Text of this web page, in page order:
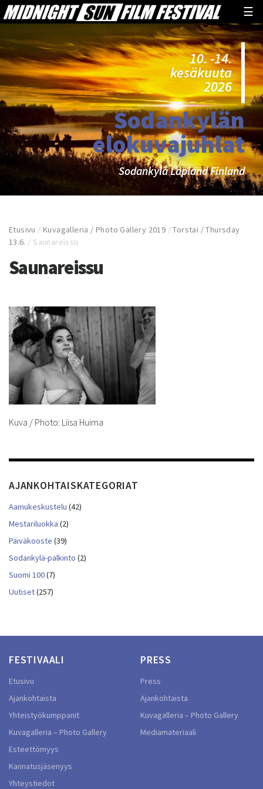
☰
10. -14.
kesäkuuta
2026
Sodankylän
elokuvajuhlat
Sodankylä Lapland Finland
Etusivu /Kuvagalleria / Photo Gallery 2019 /Torstai / Thursday
13.6. / Saunareissu
Saunareissu
Kuva / Photo: Liisa Huima
AJANKOHTAISKATEGORIAT
Aamukeskustelu (42)
Mestariluokka (2)
Päiväkooste (39)
Sodankylä-palkinto (2)
Suomi 100(7)
Uutiset(257)
FESTIVAALI
Etusivu
Ajankohtaista
Yhteistyökumppanit
Kuvagalleria – Photo Gallery
Esteettömyys
Kannatusjäsenyys
Yhteystiedot
PRESS
Press
Ajankohtaista
Kuvagalleria – Photo Gallery
Mediamateriaali